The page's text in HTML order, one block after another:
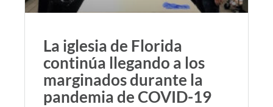
La iglesia de Florida
continúa llegando a los
marginados durante la
pandemia de COVID-19